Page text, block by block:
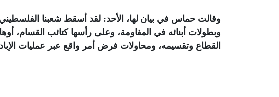
وقالت حماس في بيان لها، الأحد: لقد أسقط شعبنا
وبطولات أبنائه في المقاومة، وعلى رأسها كتائب القسام،
القطاع وتقسيمه، ومحاولات فرض أمر واقع عبر عمليات